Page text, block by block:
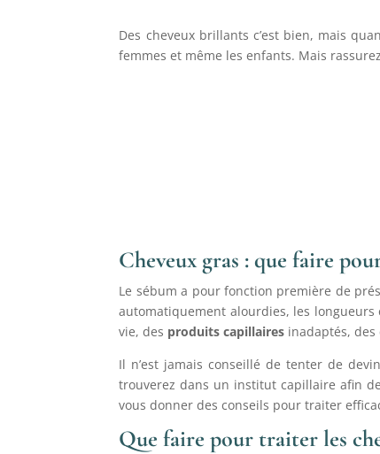
Des cheveux brillants c’est bien, mais
femmes et même les enfants. Mais
Cheveux gras : que faire
Le sébum a pour fonction première de
automatiquement alourdies, les longueurs
vie, des produits capillaires inadaptés,
Il n’est jamais conseillé de tenter de
trouverez dans un institut capillaire afin
vous donner des conseils pour traiter
Que faire pour traiter les